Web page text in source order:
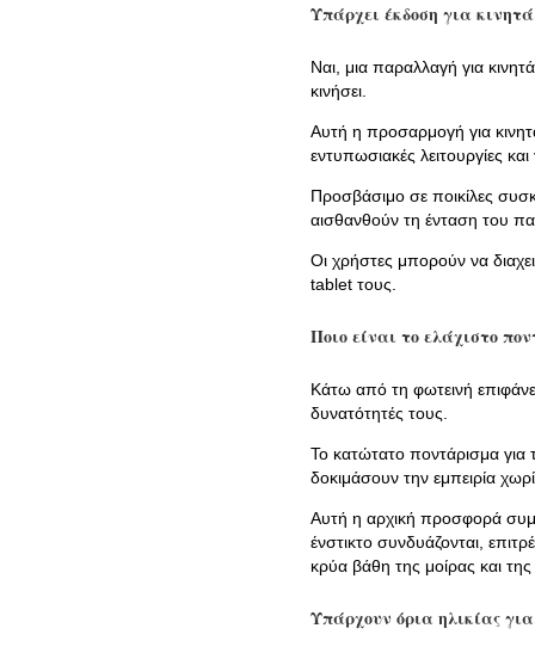
Υπάρχει έκδοση για
Ναι, μια παραλλαγή για
κινήσει.
Αυτή η προσαρμογή για
εντυπωσιακές λειτουργίες
Προσβάσιμο σε ποικίλες
αισθανθούν τη ένταση του
Οι χρήστες μπορούν να
tablet τους.
Ποιο είναι το ελάχιστο
Κάτω από τη φωτεινή
δυνατότητές τους.
Το κατώτατο ποντάρισμα για
δοκιμάσουν την εμπειρία
Αυτή η αρχική προσφορά
ένστικτο συνδυάζονται,
κρύα βάθη της μοίρας και
Υπάρχουν όρια ηλικίας